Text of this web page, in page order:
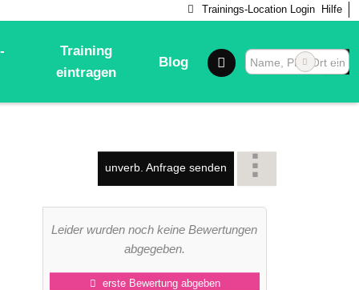
Trainings-Location Login Hilfe
Training
eintragen
Blog
unverb. Anfrage senden
Leider wurden noch keine Bewertungen
abgegeben.
erste Bewertung abgeben